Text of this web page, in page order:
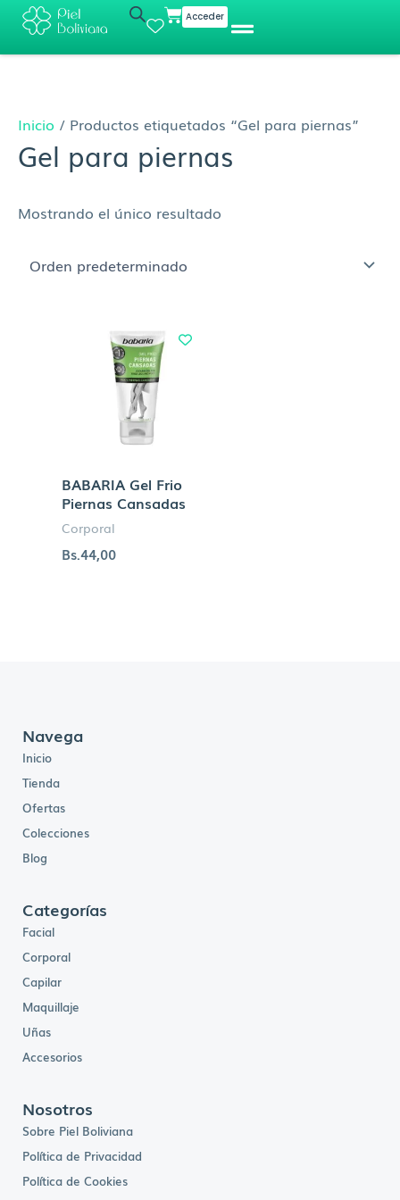
contenido
CartAcceder
Inicio / Productos etiquetados “Gel para piernas”
Gel para piernas
Mostrando el único resultado
BABARIA Gel Frio
Piernas Cansadas
Corporal
Bs.44,00
Navega
Inicio
Tienda
Ofertas
Colecciones
Blog
Categorías
Facial
Corporal
Capilar
Maquillaje
Uñas
Accesorios
Nosotros
Sobre Piel Boliviana
Política de Privacidad
Política de Cookies